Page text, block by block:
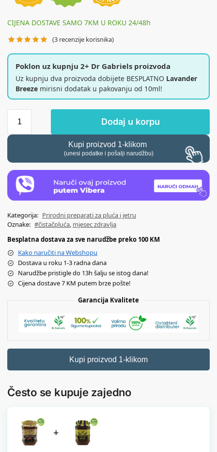
CIJENA DOSTAVE SAMO 7KM U ROKU 24/48h
(3 recenzije korisnika)
Poklon uz kupnju 2+ Dr Gabriels proizvoda
Uz kupnju dva proizvoda dobijete BESPLATNO Lavander
Breeze mirisni dodatak u pakovanju od 10ml!
Dodaj u korpu
Kupi proizvod 1-klikom
(unesi podatke i pošalji narudžbu)
Kategorija: Prirodni preparati za pluća i jetru
Oznake: #čistačpluća, mjesec zdravlja
Besplatna dostava za sve narudžbe preko 100 KM
Kako naručiti na Webshopu
Dostava u roku 1-3 radna dana
Narudžbe pristigle do 13h šalju se istog dana!
Cijena dostave 7 KM putem brze pošte!
Garancija Kvalitete
Kupi proizvod 1-klikom
Često se kupuje zajedno
+